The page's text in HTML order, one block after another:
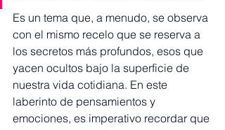
Es un tema que, a menudo, se observa
con el mismo recelo que se reserva a
los secretos más profundos, esos que
yacen ocultos bajo la superficie de
nuestra vida cotidiana. En este
laberinto de pensamientos y
emociones, es imperativo recordar que